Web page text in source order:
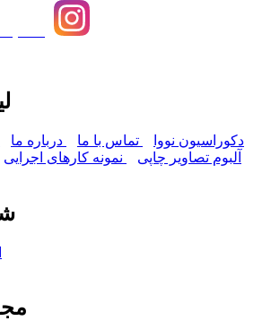
دکوراسیون نووا تماس با ما درباره ما
آلبوم تصاویر چاپی
نمونه کارهای اجرایی